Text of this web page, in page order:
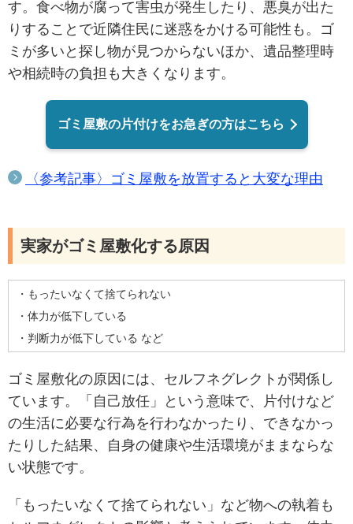
す。食べ物が腐って害虫が発生したり、悪臭が出た
りすることで近隣住民に迷惑をかける可能性も。ゴ
ミが多いと探し物が見つからないほか、遺品整理時
や相続時の負担も大きくなります。
ゴミ屋敷の片付けをお急ぎの方はこちら
〈参考記事〉ゴミ屋敷を放置すると大変な理由
実家がゴミ屋敷化する原因
・もったいなくて捨てられない
・体力が低下している
・判断力が低下している など
ゴミ屋敷化の原因には、セルフネグレクトが関係し
ています。「自己放任」という意味で、片付けなど
の生活に必要な行為を行わなかったり、できなかっ
たりした結果、自身の健康や生活環境がままならな
い状態です。
「もったいなくて捨てられない」など物への執着も